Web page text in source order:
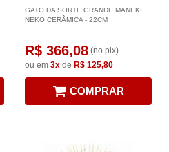
GATO DA SORTE GRANDE MANEKI
NEKO CERÂMICA - 22CM
R$ 366,08 (no pix)
ou em 3x de R$ 125,80
COMPRAR